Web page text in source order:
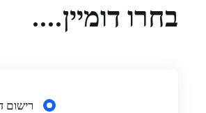
בחרו דומיין....
רישום